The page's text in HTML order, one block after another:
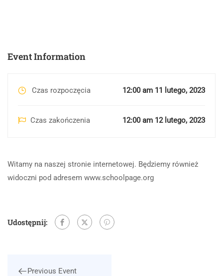
Event Information
Czas rozpoczęcia 12:00 am 11 lutego, 2023
Czas zakończenia 12:00 am 12 lutego, 2023
Witamy na naszej stronie internetowej. Będziemy również
widoczni pod adresem www.schoolpage.org
Udostępnij:
Previous Event